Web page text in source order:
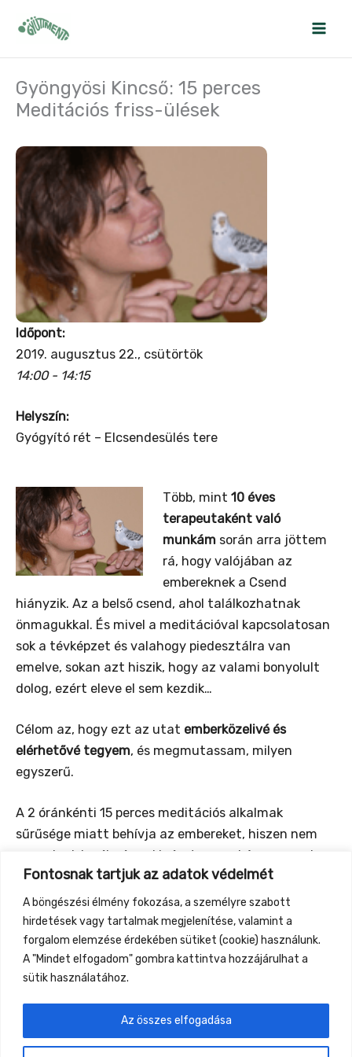
Fontosnak tartjuk az adatok védelmét
A böngészési élmény fokozása, a személyre szabott
hirdetések vagy tartalmak megjelenítése, valamint a
forgalom elemzése érdekében sütiket (cookie) használunk.
A "Mindet elfogadom" gombra kattintva hozzájárulhat a
sütik használatához.
Az összes elfogadása
Gyöngyösi Kincső: 15 perces
Meditációs friss-ülések
Időpont:
2019. augusztus 22., csütörtök
14:00 - 14:15
Helyszín:
Gyógyító rét – Elcsendesülés tere
Több, mint 10 éves
terapeutaként való
munkám során arra jöttem
rá, hogy valójában az
embereknek a Csend
hiányzik. Az a belső csend, ahol találkozhatnak
önmagukkal. És mivel a meditációval kapcsolatosan
sok a tévképzet és valahogy piedesztálra van
emelve, sokan azt hiszik, hogy az valami bonyolult
dolog, ezért eleve el sem kezdik…
Célom az, hogy ezt az utat emberközelivé és
elérhetővé tegyem, és megmutassam, milyen
egyszerű.
A 2 óránkénti 15 perces meditációs alkalmak
sűrűsége miatt behívja az embereket, hiszen nem
maradnak le róla, így aki részt vesz akár egyszer is,
az hazaviheti az alapokat.
Azaz, a rövid üzenet: „gyere, csak 15 perc, és majd
meglátod, milyen egyszerű, és mennyi idővel ér fel!”
Previous Event